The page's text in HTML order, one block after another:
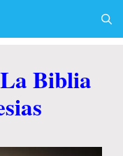
Biblia